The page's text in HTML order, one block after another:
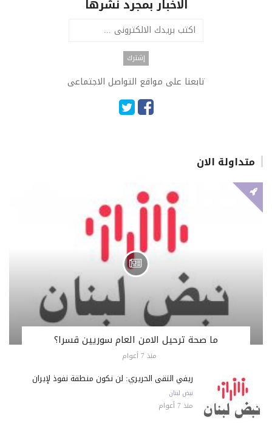
الاخبار بمجرد نشرها
تابعنا على مواقع التواصل الاجتماعى
متداولة الان
ما صحة ترحيل الامن العام سوريين قسرا؟
منذ 7 أعوام
ريفي التقى الحريري: لن نكون منطقة نفوذ لإيران
نبض لبنان
منذ 7 أعوام